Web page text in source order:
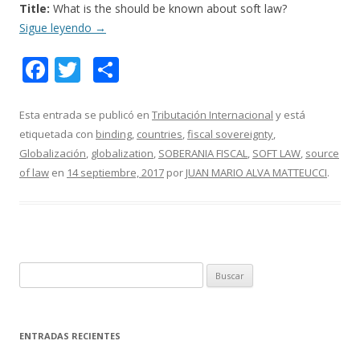
Title: What is the should be known about soft law?
Sigue leyendo →
F
e
b
o
T
itt
er
m
p
ar
Esta entrada se publicó en Tributación Internacional y está
etiquetada con binding, countries,fiscal sovereignty,
Globalización, globalization, SOBERANIA FISCAL, SOFT LAW, source
of law en 14 septiembre, 2017 por JUAN MARIO ALVA MATTEUCCI.
u
c
ENTRADAS RECIENTES